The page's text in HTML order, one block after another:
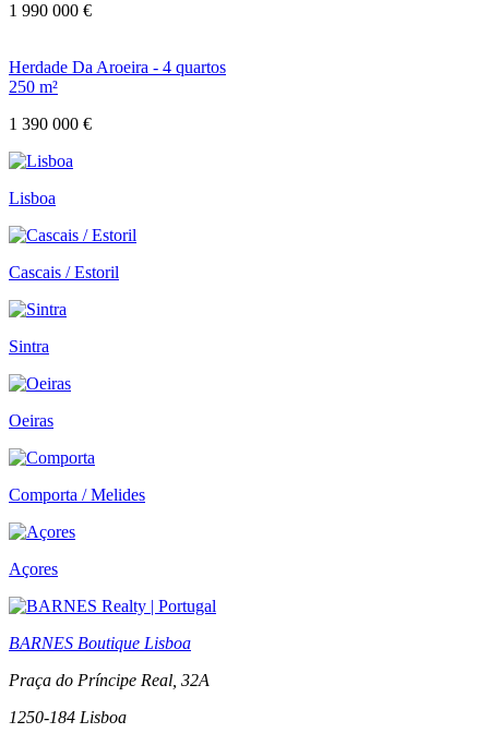
1 990 000 €
Herdade Da Aroeira - 4 quartos
250 m²
1 390 000 €
Lisboa
Cascais / Estoril
Sintra
Oeiras
Comporta / Melides
Açores
BARNES Boutique Lisboa
Praça do Príncipe Real, 32A
1250-184 Lisboa